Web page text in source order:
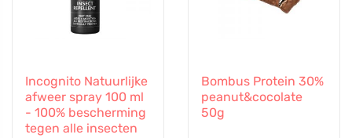
Incognito Natuurlijke
afweer spray 100 ml
- 100% bescherming
tegen alle insecten
Bombus Protein 30%
peanut&cocolate
50g